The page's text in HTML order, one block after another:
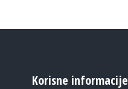
Korisne informacije